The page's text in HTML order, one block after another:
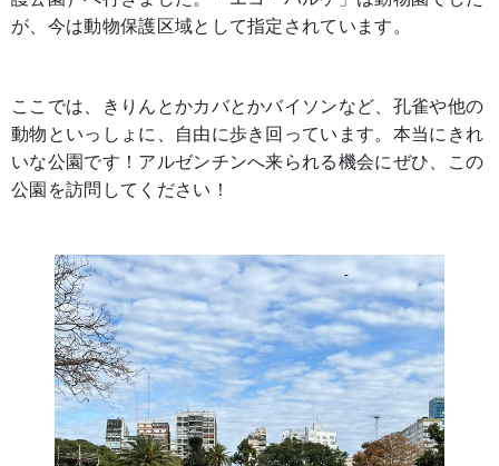
が、今は動物保護区域として指定されています。
ここでは、きりんとかカバとかバイソンなど、孔雀や他の
動物といっしょに、自由に歩き回っています。本当にきれ
いな公園です！アルゼンチンへ来られる機会にぜひ、この
公園を訪問してください！